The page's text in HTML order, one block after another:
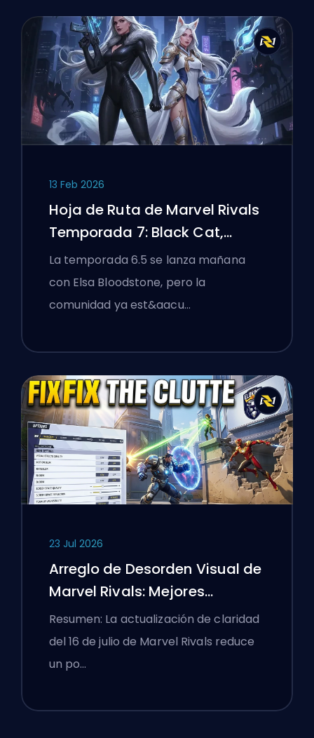
13 Feb 2026
Hoja de Ruta de Marvel Rivals
Temporada 7: Black Cat,
White Fox y el Evento Monsters
Take Manhattan
La temporada 6.5 se lanza mañana
con Elsa Bloodstone, pero la
comunidad ya est&aacu…
23 Jul 2026
Arreglo de Desorden Visual de
Marvel Rivals: Mejores
Configuraciones
Competitivas Después del
Parche del 16 de Julio
Resumen: La actualización de claridad
del 16 de julio de Marvel Rivals reduce
un po…